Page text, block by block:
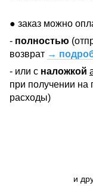
● заказ можно
- полностью
возврат →
- или с наложкой
при получении на
расходы)
и